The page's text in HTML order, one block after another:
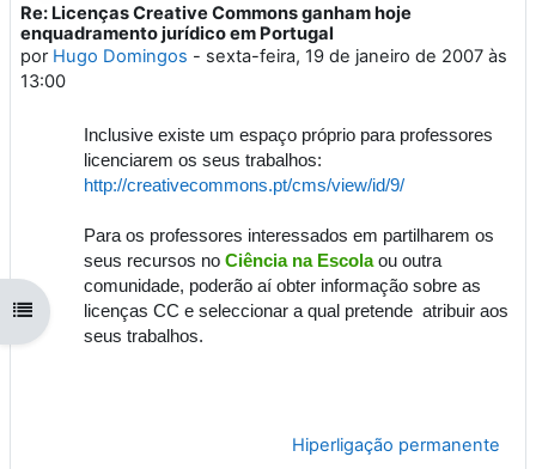
Abrir índice da disciplina
Re: Licenças Creative Commons ganham hoje
enquadramento jurídico em Portugal
por Hugo Domingos - sexta-feira, 19 de janeiro de 2007 às
13:00
Número de respostas: 0
Inclusive existe um espaço próprio para professores
licenciarem os seus trabalhos:
http://creativecommons.pt/cms/view/id/9/
Para os professores interessados em partilharem os
seus recursos no Ciência na Escolaou outra
comunidade, poderão aí obter informação sobre as
licenças CC e seleccionar a qual pretende atribuir aos
seus trabalhos.
Hiperligação permanente